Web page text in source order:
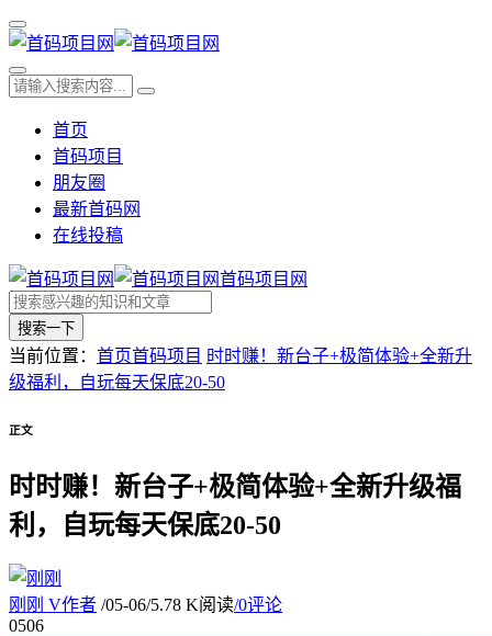
首页
首码项目
朋友圈
最新首码网
在线投稿
首码项目网
搜索一下
当前位置： 首页首码项目 时时赚！新台子+极简体验+全新升
级福利，自玩每天保底20-50
正文
时时赚！新台子+极简体验+全新升级福
利，自玩每天保底20-50
刚刚 V作者 /05-06/5.78 K阅读/0评论
0506